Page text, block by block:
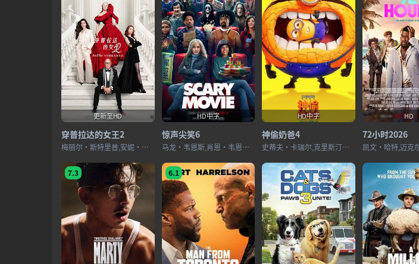
更新至HD
穿普拉达的女王2
梅丽尔·斯特里普,安妮·海瑟薇,艾米莉·布朗特,斯坦利·图齐,贾斯汀·塞洛克斯,西蒙娜·阿什利,肯尼思·布拉纳,刘玉玲,翠茜·索姆斯,B·J·诺瓦克,蒂波·费德曼,帕特里克·布拉莫尔,蕾切尔·布鲁姆,Lady Gaga,凯莱布·希伦,沈雨田,宝琳·查拉梅,布里亚·康登
HD中字
惊声尖笑6
马龙·韦恩斯,肖恩·韦恩斯,安娜·法瑞丝,雷吉娜·赫尔,小达蒙·韦恩斯,格雷格·韦恩斯,金·韦恩斯,本尼·齐尔克,卡梅伦·斯科特·罗伯茨,切里·奥特莱,克里斯·艾略特,戴夫·谢里登,海蒂·加德纳,洛奇林·莫罗,奥利维亚·罗斯·基根,鲁比·斯诺伯,哈萨尼·维贝兹·科默,西德尼·帕克,乔恩·亚伯拉罕斯,费莉莎·罗斯,萨凡纳·李·梅,迈克尔·利维,比利·斯洛特,Kai Cenat
HD中字
神偷奶爸4
史蒂夫·卡瑞尔,克里斯汀·韦格,威尔·法瑞尔,索菲娅·维加拉,皮埃尔·柯芬,乔伊·金,史蒂芬·寇贝尔,米兰达·卡斯格拉夫,达纳·盖尔,麦迪逊·波兰,克洛伊·菲内曼,史蒂夫·库根,克里斯·雷纳德
HD
72小时2026
7.3 6.1